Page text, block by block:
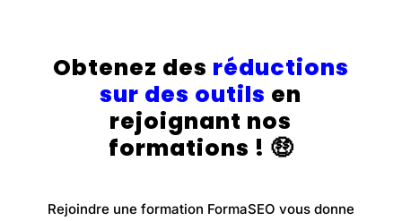
Obtenez des réductions
sur des outils en
rejoignant nos
formations ! 🤑
Rejoindre une formation FormaSEO vous donne